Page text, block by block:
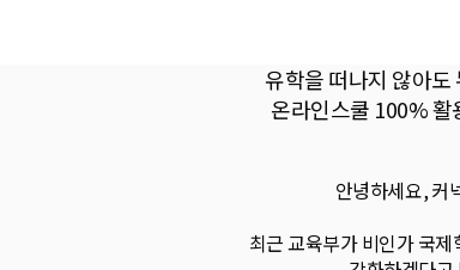
유학을 떠나지 않아
온라인스쿨 100% 활
안녕하세요, 커
최근 교육부가 비인가 국